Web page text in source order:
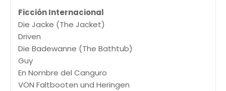
Ficción Internacional
Die Jacke (The Jacket)
Driven
Die Badewanne (The Bathtub)
Guy
En Nombre del Canguro
VON Faltbooten und Heringen